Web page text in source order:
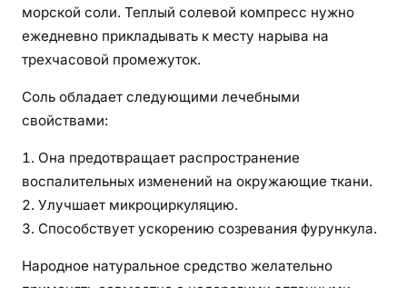
морской соли. Теплый солевой компресс нужно
ежедневно прикладывать к месту нарыва на
трехчасовой промежуток.
Соль обладает следующими лечебными
свойствами:
Она предотвращает распространение
воспалительных изменений на окружающие ткани.
Улучшает микроциркуляцию.
Способствует ускорению созревания фурункула.
Народное натуральное средство желательно